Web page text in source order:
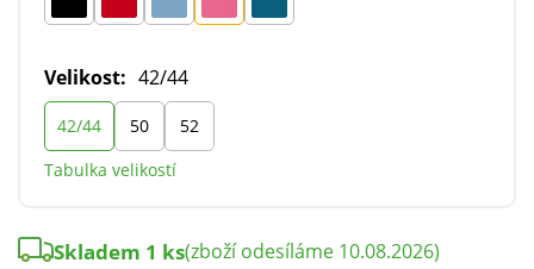
Velikost: 42/44
42/44 50
52
Tabulka velikostí
Skladem 1 ks(zboží odesíláme 10.08.2026)